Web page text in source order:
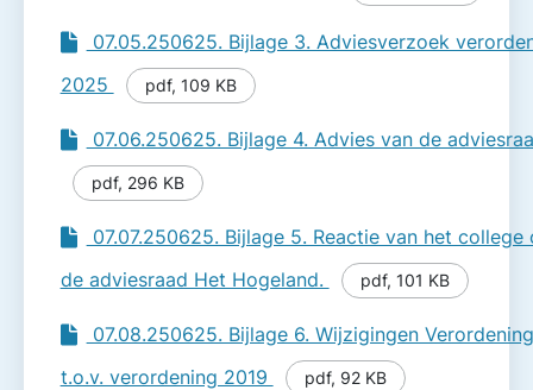
07.05.250625. Bijlage 3. Adviesverzoek
2025
pdf, 109 KB
07.06.250625. Bijlage 4. Advies van de
pdf, 296 KB
07.07.250625. Bijlage 5. Reactie van het
de adviesraad Het Hogeland.
pdf, 101 KB
07.08.250625. Bijlage 6. Wijzigingen
t.o.v. verordening 2019
pdf, 92 KB